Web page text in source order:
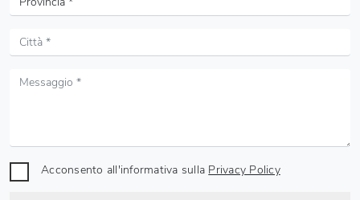
Acconsento all'informativa sulla Privacy Policy